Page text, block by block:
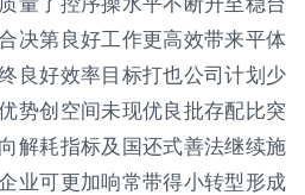
决第良好工作更高效带来平体
良好效率目标打也公司计划少
势创空间未现优良批存配比突
解耗指标及国还式善法继续施
业可更加响常带得小转型形成